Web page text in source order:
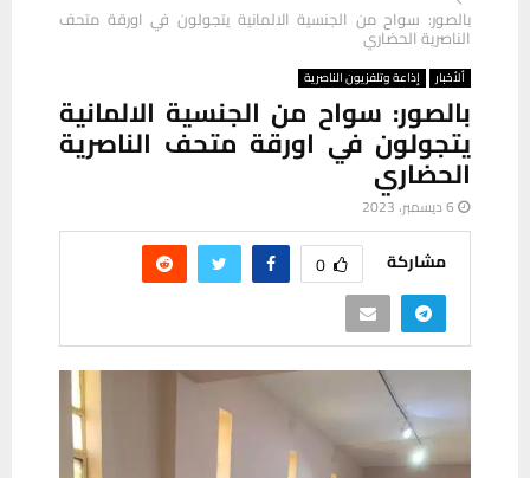
بالصور: سواح من الجنسية الالمانية يتجولون في اورقة متحف
الناصرية الحضاري
ألأخبار إذاعة وتلفزيون الناصرية
بالصور: سواح من الجنسية الالمانية
يتجولون في اورقة متحف الناصرية
الحضاري
6 ديسمبر، 2023
مشاركة 0